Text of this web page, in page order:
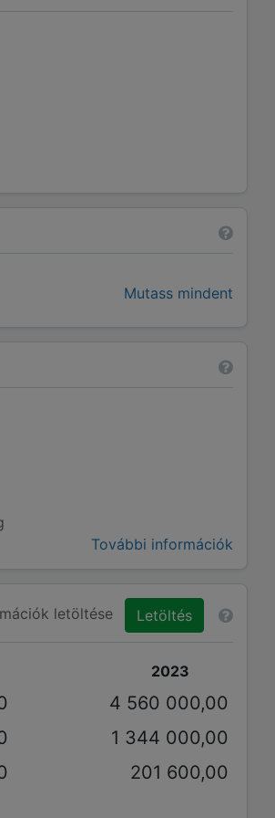
Mutass mindent
További információk
letöltése Letöltés
2023
4 560 000,00
1 344 000,00
201 600,00